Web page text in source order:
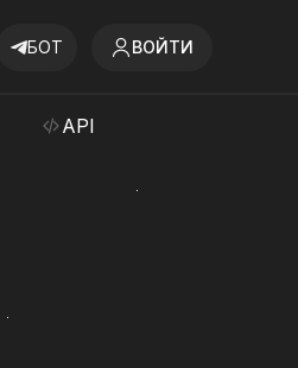
БОТ ВОЙТИ
API